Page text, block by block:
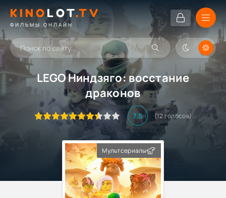
KINOLOT.TV
ФИЛЬМЫ ОНЛАЙН
LEGO Ниндзяго: восстание
драконов
7.5 (12 голосов)
Мультсериалы